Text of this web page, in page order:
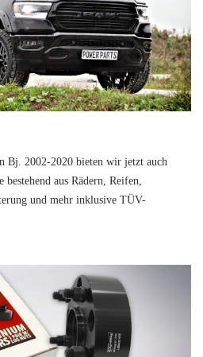
Bj. 2002-2020 bieten wir jetzt auch
aus Rädern, Reifen,
und mehr inklusive TÜV-